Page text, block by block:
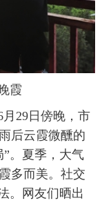
霞
29日傍晚，市
后云霞微醺的
。夏季，大气
多而美。社交
。网友们晒出